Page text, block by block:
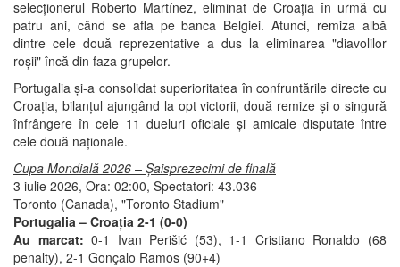
selecționerul Roberto Martínez, eliminat de Croația în urmă cu
patru ani, când se afla pe banca Belgiei. Atunci, remiza albă
dintre cele două reprezentative a dus la eliminarea "diavolilor
roșii" încă din faza grupelor.
Portugalia și-a consolidat superioritatea în confruntările directe cu
Croația, bilanțul ajungând la opt victorii, două remize și o singură
înfrângere în cele 11 dueluri oficiale și amicale disputate între
cele două naționale.
Cupa Mondială 2026 – Șaisprezecimi de finală
3 iulie 2026, Ora: 02:00, Spectatori: 43.036
Toronto (Canada), "Toronto Stadium"
Portugalia – Croația 2-1 (0-0)
Au marcat:0-1 Ivan Perišić (53), 1-1 Cristiano Ronaldo (68
penalty), 2-1 Gonçalo Ramos (90+4)